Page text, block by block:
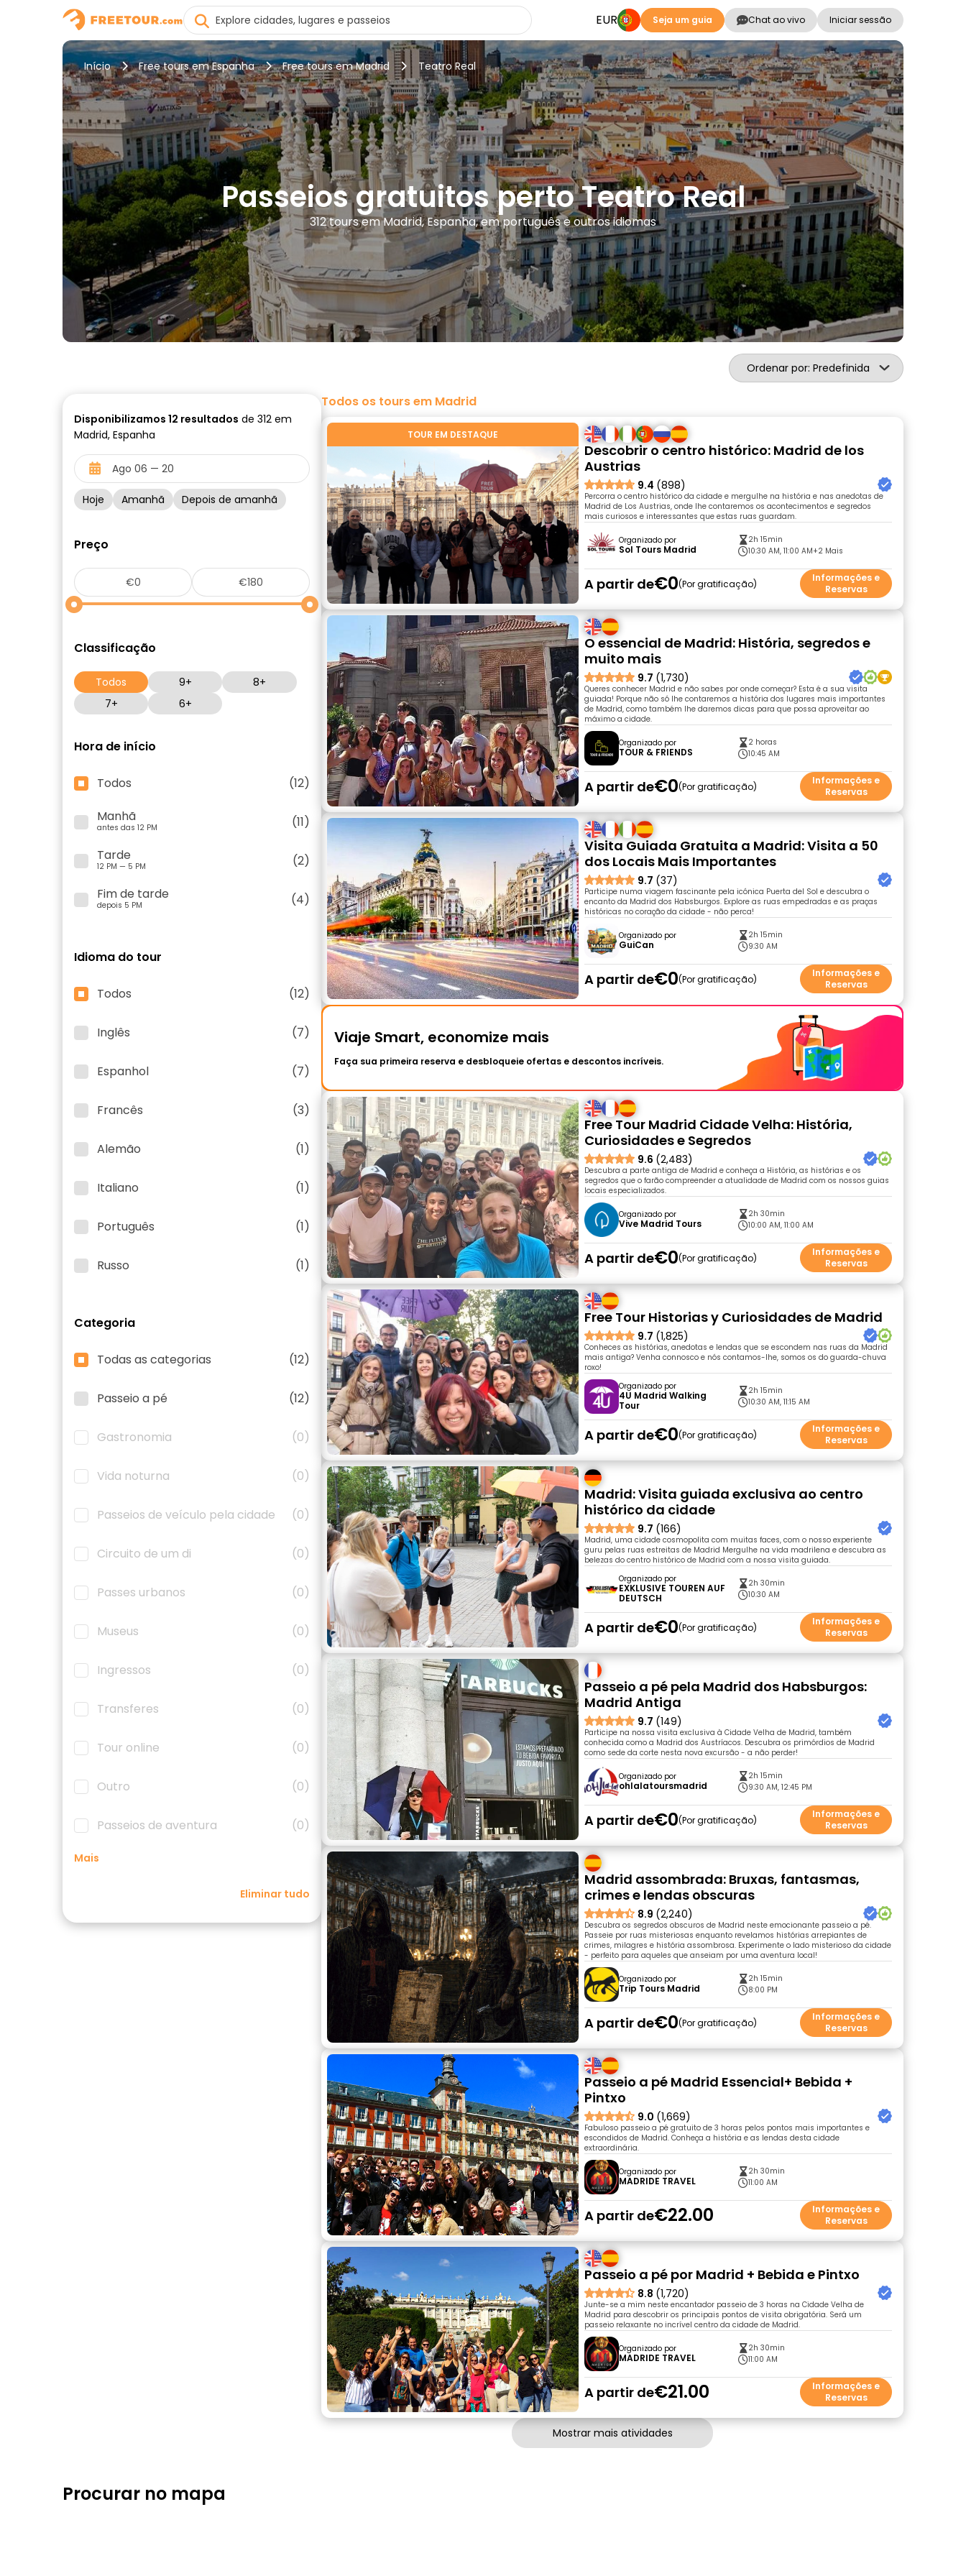
EUR Seja um guia Chat ao vivo Iniciar sessão
Início Free tours em Espanha Free tours em Madrid Teatro Real
Passeios gratuitos perto Teatro Real
312 tours em Madrid, Espanha, em português e outros idiomas
Ordenar por: Predefinida
Disponibilizamos 12 resultados de 312 em
Madrid, Espanha
Hoje Amanhã Depois de amanhã
Preço
Classificação
Todos 9+
8+
7+
6+
Hora de início
Todos
(12)
Manhã
antes das 12 PM
(11)
Tarde
12 PM — 5 PM
(2)
Fim de tarde
depois 5 PM (4)
Idioma do tour
Todos (12)
Inglês (7)
Espanhol (7)
Francês (3)
Alemão (1)
Italiano (1)
Português (1)
Russo (1)
Categoria
Todas as categorias (12)
Passeio a pé (12)
Gastronomia (0)
Vida noturna (0)
Passeios de veículo pela cidade (0)
Circuito de um di (0)
Passes urbanos (0)
Museus (0)
Ingressos (0)
Transferes (0)
Tour online (0)
Outro (0)
Passeios de aventura (0)
Mais
Eliminar tudo
Todos os tours em Madrid
TOUR EM DESTAQUE
Descobrir o centro histórico: Madrid de los
Austrias
9.4 (898)
Percorra o centro histórico da cidade e mergulhe na história e nas anedotas de
Madrid de Los Austrias, onde lhe contaremos os acontecimentos e segredos
mais curiosos e interessantes que estas ruas guardam.
Organizado por
Sol Tours Madrid
2h 15min
10:30 AM, 11:00 AM+2 Mais
A partir de€0 Por gratificação
Informações e
Reservas
O essencial de Madrid: História, segredos e
muito mais
9.7 (1,730)
Queres conhecer Madrid e não sabes por onde começar? Esta é a sua visita
guiada! Porque não só lhe contaremos a história dos lugares mais importantes
de Madrid, como também lhe daremos dicas para que possa aproveitar ao
máximo a cidade.
Organizado por
TOUR & FRIENDS
2 horas
10:45 AM
A partir de€0 Por gratificação
Informações e
Reservas
Visita Guiada Gratuita a Madrid: Visita a 50
dos Locais Mais Importantes
9.7 (37)
Participe numa viagem fascinante pela icónica Puerta del Sol e descubra o
encanto da Madrid dos Habsburgos. Explore as ruas empedradas e as praças
históricas no coração da cidade - não perca!
Organizado por
GuiCan
2h 15min
9:30 AM
A partir de€0 Por gratificação
Informações e
Reservas
Viaje Smart, economize mais
Faça sua primeira reserva e desbloqueie ofertas e descontos incríveis.
Free Tour Madrid Cidade Velha: História,
Curiosidades e Segredos
9.6 (2,483)
Descubra a parte antiga de Madrid e conheça a História, as histórias e os
segredos que o farão compreender a atualidade de Madrid com os nossos guias
locais especializados.
Organizado por
Vive Madrid Tours
2h 30min
10:00 AM, 11:00 AM
A partir de€0 Por gratificação
Informações e
Reservas
Free Tour Historias y Curiosidades de Madrid
9.7 (1,825)
Conheces as histórias, anedotas e lendas que se escondem nas ruas da Madrid
mais antiga? Venha connosco e nós contamos-lhe, somos os do guarda-chuva
roxo!
Organizado por
4U Madrid Walking
Tour
2h 15min
10:30 AM, 11:15 AM
A partir de€0 Por gratificação
Informações e
Reservas
Madrid: Visita guiada exclusiva ao centro
histórico da cidade
9.7 (166)
Madrid, uma cidade cosmopolita com muitas faces, com o nosso experiente
guru pelas ruas estreitas de Madrid Mergulhe na vida madrilena e descubra as
belezas do centro histórico de Madrid com a nossa visita guiada.
Organizado por
EXKLUSIVE TOUREN AUF
DEUTSCH
2h 30min
10:30 AM
A partir de€0 Por gratificação
Informações e
Reservas
Passeio a pé pela Madrid dos Habsburgos:
Madrid Antiga
9.7 (149)
Participe na nossa visita exclusiva à Cidade Velha de Madrid, também
conhecida como a Madrid dos Austríacos. Descubra os primórdios de Madrid
como sede da corte nesta nova excursão - a não perder!
Organizado por
ohlalatoursmadrid
2h 15min
9:30 AM, 12:45 PM
A partir de€0 Por gratificação
Informações e
Reservas
Madrid assombrada: Bruxas, fantasmas,
crimes e lendas obscuras
8.9 (2,240)
Descubra os segredos obscuros de Madrid neste emocionante passeio a pé.
Passeie por ruas misteriosas enquanto revelamos histórias arrepiantes de
crimes, milagres e história assombrosa. Experimente o lado misterioso da cidade
- perfeito para aqueles que anseiam por uma aventura local!
Organizado por
Trip Tours Madrid
2h 15min
8:00 PM
A partir de€0 Por gratificação
Informações e
Reservas
Passeio a pé Madrid Essencial+ Bebida +
Pintxo
9.0 (1,669)
Fabuloso passeio a pé gratuito de 3 horas pelos pontos mais importantes e
escondidos de Madrid. Conheça a história e as lendas desta cidade
extraordinária.
Organizado por
MADRIDE TRAVEL
2h 30min
11:00 AM
A partir de€22.00
Informações e
Reservas
Passeio a pé por Madrid + Bebida e Pintxo
8.8 (1,720)
Junte-se a mim neste encantador passeio de 3 horas na Cidade Velha de
Madrid para descobrir os principais pontos de visita obrigatória. Será um
passeio relaxante no incrível centro da cidade de Madrid.
Organizado por
MADRIDE TRAVEL
2h 30min
11:00 AM
A partir de€21.00
Informações e
Reservas
Mostrar mais atividades
Procurar no mapa